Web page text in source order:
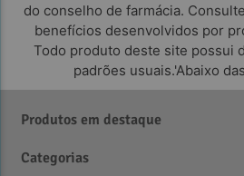
do conselho de farmácia.
benefícios desenvolvidos por
Todo produto deste site possui
padrões usuais.'Abaixo
Produtos em destaque
Categorias